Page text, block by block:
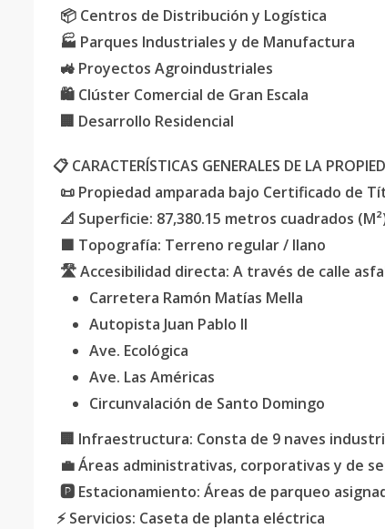
📦 Centros de Distribución y Logística
🏭 Parques Industriales y de Manufactura
🚜 Proyectos Agroindustriales
🛍️ Clúster Comercial de Gran Escala
🏢 Desarrollo Residencial
📋 CARACTERÍSTICAS GENERALES DE LA
📜 Propiedad amparada bajo Certificado de
📐 Superficie: 87,380.15 metros cuadrados
🟩 Topografía: Terreno regular / llano
🛣️ Accesibilidad directa: A través de calle
Carretera Ramón Matías Mella
Autopista Juan Pablo II
Ave. Ecológica
Ave. Las Américas
Circunvalación de Santo Domingo
🏢 Infraestructura: Consta de 9 naves
💼 Áreas administrativas, corporativas y de
🅿️ Estacionamiento: Áreas de parqueo
⚡ Servicios: Caseta de planta eléctrica